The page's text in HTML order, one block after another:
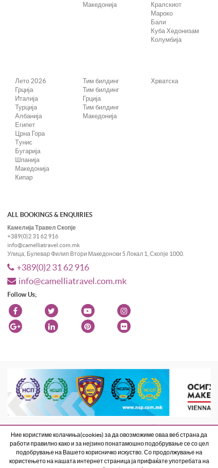
Македонија
Кралскиот
Мароко
Бали
Куба Хедонизам
Колумбија
Лето 2026
Грција
Италија
Турција
Албанија
Египет
Црна Гора
Tунис
Бугарија
Шпанија
Македонија
Кипар
Тим билдинг
Тим билдинг
Грција
Тим билдинг
Македонија
Хрватска
ALL BOOKINGS & ENQUIRIES
Камелија Травел Скопје
+389(0)2 31 62 916
info@camelliatravel.com.mk
Улица, Булевар Филип Втори Македонски 5 Локал 1, Скопје 1000.
+389(0)2 31 62 916
info@camelliatravel.com.mk
Follow Us;
Веб страната е изработена од Best Net Studio 2018. All Rights Reserved
Terms and Conditions
Ние користиме колачиња(cookies) за да овозможиме оваа веб страна да
работи правилно како и за нејзино понатамошно подобрување се со цел
подобрување на Вашето корисничко искуство. Со продолжување на
користењето на нашата интернет страница ја прифаќате употребата на